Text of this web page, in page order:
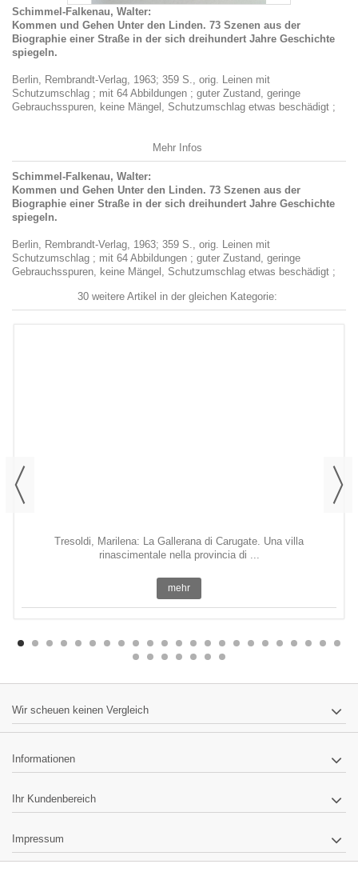
Schimmel-Falkenau, Walter:
Kommen und Gehen Unter den Linden. 73 Szenen aus der
Biographie einer Straße in der sich dreihundert Jahre Geschichte
spiegeln.
Berlin, Rembrandt-Verlag, 1963; 359 S., orig. Leinen mit
Schutzumschlag ; mit 64 Abbildungen ; guter Zustand, geringe
Gebrauchsspuren, keine Mängel, Schutzumschlag etwas beschädigt ;
Mehr Infos
Schimmel-Falkenau, Walter:
Kommen und Gehen Unter den Linden. 73 Szenen aus der
Biographie einer Straße in der sich dreihundert Jahre Geschichte
spiegeln.
Berlin, Rembrandt-Verlag, 1963; 359 S., orig. Leinen mit
Schutzumschlag ; mit 64 Abbildungen ; guter Zustand, geringe
Gebrauchsspuren, keine Mängel, Schutzumschlag etwas beschädigt ;
30 weitere Artikel in der gleichen Kategorie:
Tresoldi, Marilena: La Gallerana di Carugate. Una villa
rinascimentale nella provincia di ...
mehr
Wir scheuen keinen Vergleich
Informationen
Ihr Kundenbereich
Impressum